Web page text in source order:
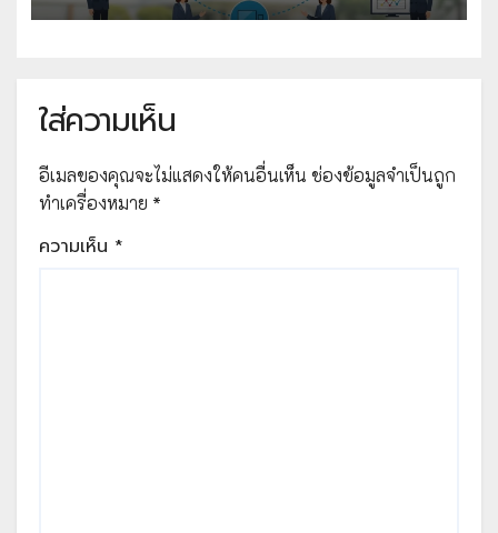
ใส่ความเห็น
อีเมลของคุณจะไม่แสดงให้คนอื่นเห็น ช่องข้อมูลจำเป็นถูก
ทำเครื่องหมาย *
ความเห็น *